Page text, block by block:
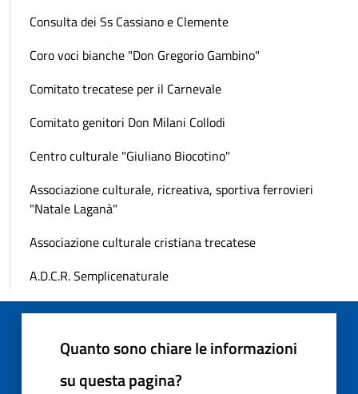
Consulta dei Ss Cassiano e Clemente
Coro voci bianche "Don Gregorio Gambino"
Comitato trecatese per il Carnevale
Comitato genitori Don Milani Collodi
Centro culturale "Giuliano Biocotino"
Associazione culturale, ricreativa, sportiva ferrovieri
"Natale Laganà"
Associazione culturale cristiana trecatese
A.D.C.R. Semplicenaturale
Quanto sono chiare le informazioni
su questa pagina?